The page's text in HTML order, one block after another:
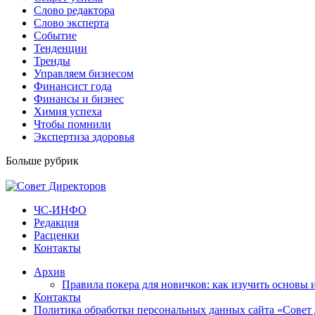
Слово редактора
Слово эксперта
Событие
Тенденции
Тренды
Управляем бизнесом
Финансист года
Финансы и бизнес
Химия успеха
Чтобы помнили
Экспертиза здоровья
Больше рубрик
ЧС-ИНФО
Редакция
Расценки
Контакты
Архив
Правила покера для новичков: как изучить основы
Контакты
Политика обработки персональных данных сайта «Совет